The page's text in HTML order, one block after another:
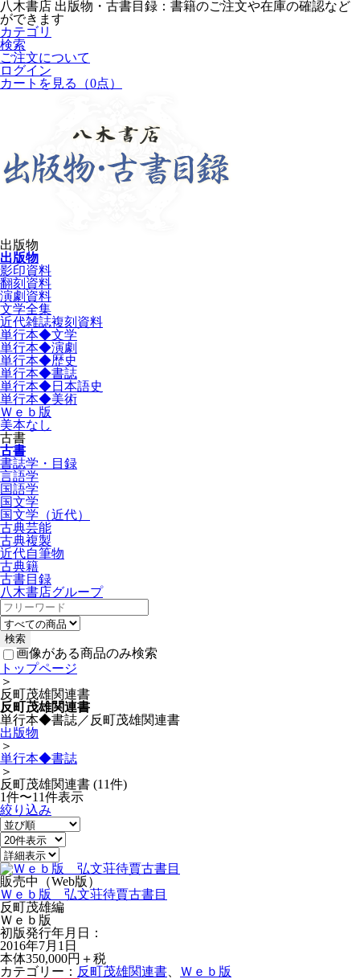
八木書店 出版物・古書目録：書籍のご注文や在庫の確認など
ができます
カテゴリ
検索
ご注文について
ログイン
カートを見る
（0点）
出版物
出版物
影印資料
翻刻資料
演劇資料
文学全集
近代雑誌複刻資料
単行本◆文学
単行本◆演劇
単行本◆歴史
単行本◆書誌
単行本◆日本語史
単行本◆美術
Ｗｅｂ版
美本なし
古書
古書
書誌学・目録
言語学
国語学
国文学
国文学（近代）
古典芸能
古典複製
近代自筆物
古典籍
古書目録
八木書店グループ
画像がある商品のみ検索
トップページ
＞
反町茂雄関連書
反町茂雄関連書
単行本◆書誌／反町茂雄関連書
出版物
＞
単行本◆書誌
＞
反町茂雄関連書 (11件)
1件〜11件表示
絞り込み
販売中（Web版）
Ｗｅｂ版 弘文荘待賈古書目
反町茂雄編
Ｗｅｂ版
初版発行年月日：
2016年7月1日
本体350,000円＋税
カテゴリー： 反町茂雄関連書 Ｗｅｂ版